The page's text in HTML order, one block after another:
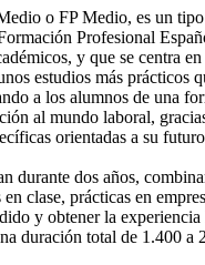
o FP Medio, es un tipo
Profesional
y que se centra
estudios más prácticos
a los alumnos de una
al mundo laboral,
orientadas a su
durante dos años,
clase, prácticas en
y obtener la experiencia
duración total de 1.400 a